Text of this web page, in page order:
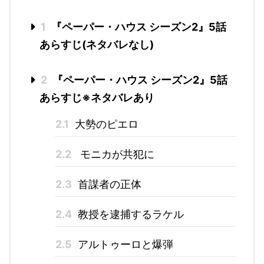
1
『ペーパー・ハウス シーズン2』5話
あらすじ(ネタバレなし)
2
『ペーパー・ハウス シーズン2』5話
あらすじ※ネタバレあり
2.1 大勢のピエロ
2.2 モニカが共犯に
2.3 首謀者の正体
2.4 教授を逮捕するラケル
2.5 アルトゥーロと爆弾